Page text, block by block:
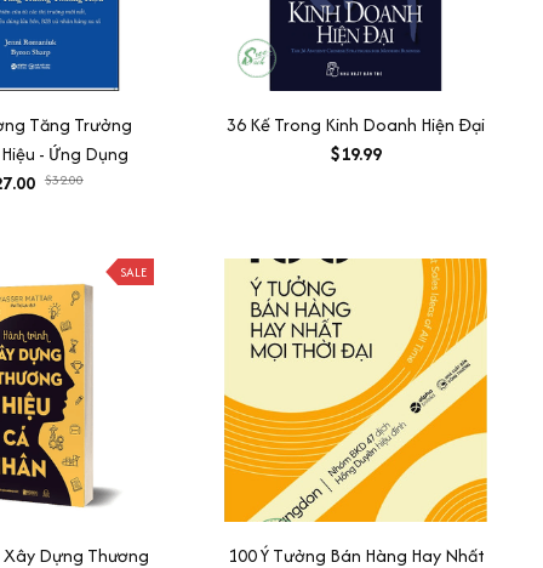
Tăng Trưởng
- Ứng Dụng
$32.00
36 Kế Trong Kinh Doanh Hiện Đại
$19.99
SALE
Xây Dựng Thương
100 Ý Tưởng Bán Hàng Hay Nhất